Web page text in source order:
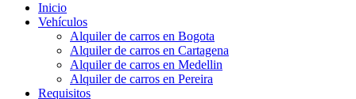
bogota precios, alquiler de carros bogota para uber, alquiler de
Inicio
Vehículos
Alquiler de carros en Bogota
Alquiler de carros en Cartagena
Alquiler de carros en Medellin
Alquiler de carros en Pereira
Requisitos